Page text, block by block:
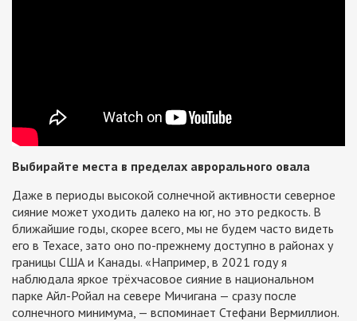
Выбирайте места в пределах аврорального овала
Даже в периоды высокой солнечной активности северное
сияние может уходить далеко на юг, но это редкость. В
ближайшие годы, скорее всего, мы не будем часто видеть
его в Техасе, зато оно по-прежнему доступно в районах у
границы США и Канады. «Например, в 2021 году я
наблюдала яркое трёхчасовое сияние в национальном
парке Айл-Ройал на севере Мичигана — сразу после
солнечного минимума, — вспоминает Стефани Вермиллион.